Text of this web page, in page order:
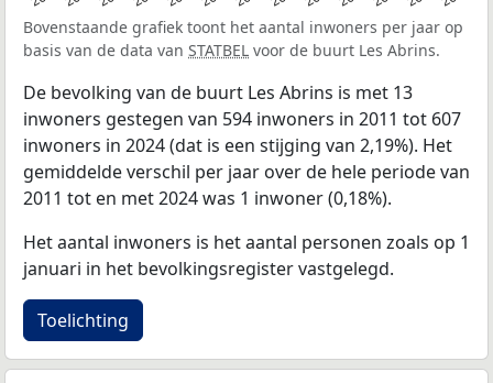
Bovenstaande grafiek toont het aantal inwoners per jaar op
basis van de data van STATBEL voor de buurt Les Abrins.
De bevolking van de buurt Les Abrins is met 13
inwoners gestegen van 594 inwoners in 2011 tot 607
inwoners in 2024 (dat is een stijging van 2,19%). Het
gemiddelde verschil per jaar over de hele periode van
2011 tot en met 2024 was 1 inwoner (0,18%).
Het aantal inwoners is het aantal personen zoals op 1
januari in het bevolkingsregister vastgelegd.
Toelichting